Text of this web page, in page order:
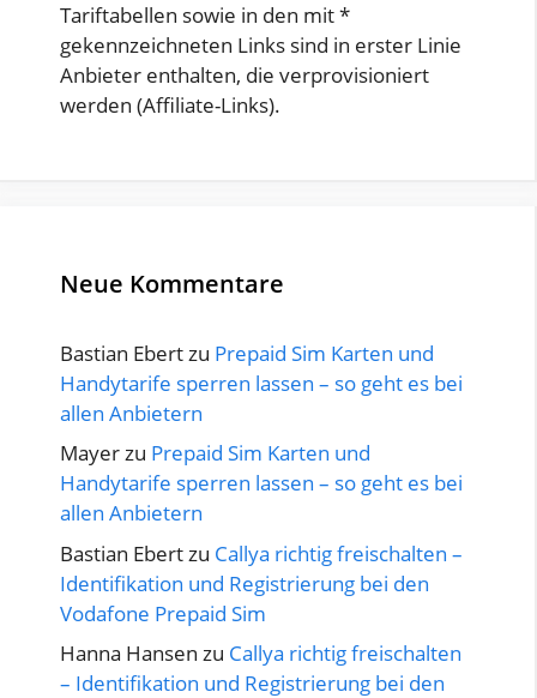
Tariftabellen sowie in den mit *
gekennzeichneten Links sind in erster Linie
Anbieter enthalten, die verprovisioniert
werden (Affiliate-Links).
Neue Kommentare
Bastian Ebert zu Prepaid Sim Karten und
Handytarife sperren lassen – so geht es bei
allen Anbietern
Mayerzu Prepaid Sim Karten und
Handytarife sperren lassen – so geht es bei
allen Anbietern
Bastian Ebert zu Callya richtig freischalten –
Identifikation und Registrierung bei den
Vodafone Prepaid Sim
Hanna Hansen zu Callya richtig freischalten
– Identifikation und Registrierung bei den